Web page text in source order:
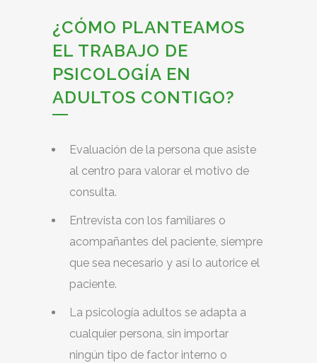
¿CÓMO PLANTEAMOS
EL TRABAJO DE
PSICOLOGÍA EN
ADULTOS CONTIGO?
Evaluación de la persona que asiste
al centro para valorar el motivo de
consulta.
Entrevista con los familiares o
acompañantes del paciente, siempre
que sea necesario y así lo autorice el
paciente.
La psicología adultos se adapta a
cualquier persona, sin importar
ningún tipo de factor interno o